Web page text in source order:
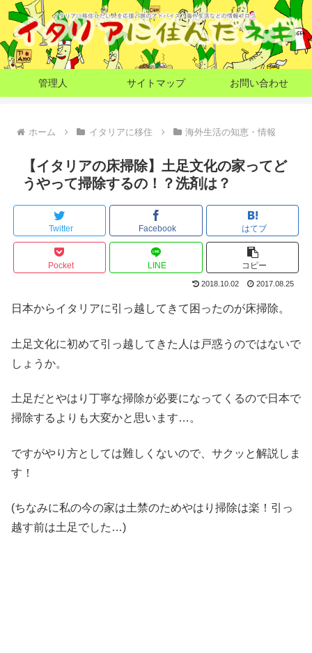
管理人 サイトマップ お問い合わせ
ホーム イタリアに移住 海外生活の知恵・情報
【イタリアの床掃除】土足文化の家ってど
うやって掃除するの！？洗剤は？
Twitter Facebook はてブ
Pocket LINE コピー
2018.10.02 2017.08.25
日本からイタリアに引っ越してきて困ったのが床掃除。
土足文化に初めて引っ越してきた人は戸惑うのではないで
しょうか。
土足だとやはり丁寧な掃除が必要になってくるので日本で
掃除するよりも大変かと思います…。
ですがやり方としては難しくないので、サクッと解説しま
す！
(ちなみに私の今の家は土禁のためやはり掃除は楽！引っ
越す前は土足でした…)